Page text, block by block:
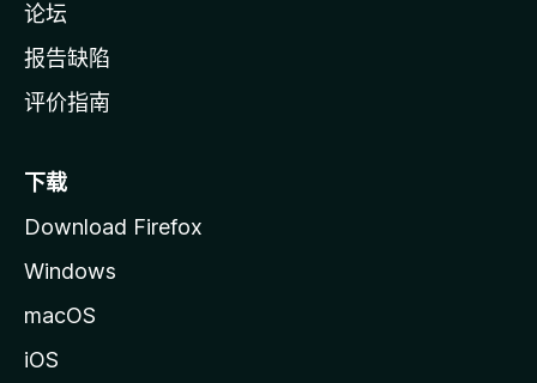
论坛
报告缺陷
评价指南
下载
Download Firefox
Windows
macOS
iOS